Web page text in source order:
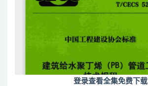
登录查看全集免费下载